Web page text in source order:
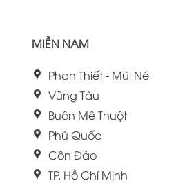
MIỀN NAM
Phan Thiết - Mũi Né
Vũng Tàu
Buôn Mê Thuột
Phú Quốc
Côn Đảo
TP. Hồ Chí Minh